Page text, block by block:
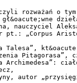
rozważań o
nauczyciel
pt.: „Corpus
Pitagorasa”,
Archimedesa”:
autor